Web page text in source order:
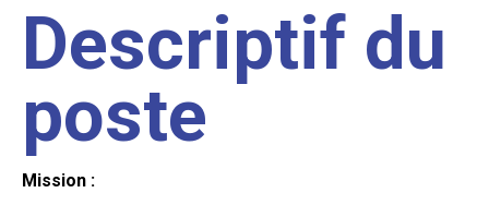
Descriptif du
poste
Mission :